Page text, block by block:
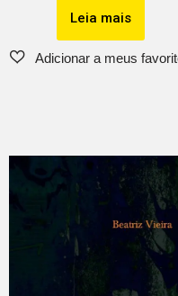
Leia mais